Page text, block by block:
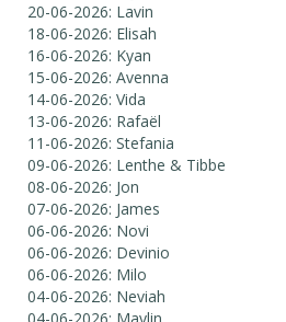
20-06-2026: Lavin
18-06-2026: Elisah
16-06-2026: Kyan
15-06-2026: Avenna
14-06-2026: Vida
13-06-2026: Rafaël
11-06-2026: Stefania
09-06-2026: Lenthe & Tibbe
08-06-2026: Jon
07-06-2026: James
06-06-2026: Novi
06-06-2026: Devinio
06-06-2026: Milo
04-06-2026: Neviah
04-06-2026: Maylin